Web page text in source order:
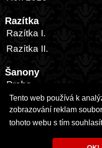
Tento web používá k
zobrazování reklam
tohoto webu s tím
Razítka
Razítka I.
Razítka II.
Šanony
Praha
Česká republika
Zahraničí